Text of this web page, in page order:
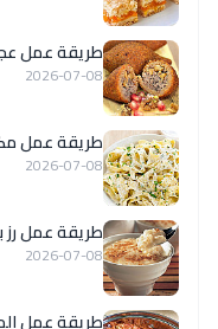
طريقة عمل
2026-07-08
طريقة عمل
2026-07-08
طريقة عمل رز
2026-07-08
طريقة عمل